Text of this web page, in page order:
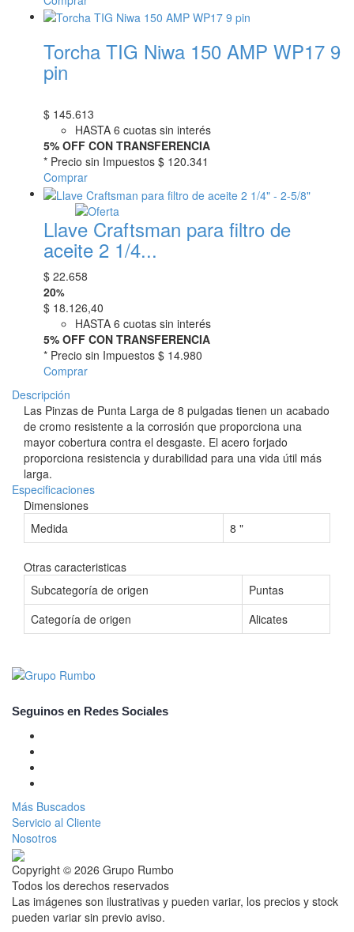
Torcha TIG Niwa 150 AMP WP17 9
pin
$ 145.613
HASTA 6 cuotas sin interés
5% OFF CON TRANSFERENCIA
* Precio sin Impuestos $ 120.341
Comprar
Llave Craftsman para filtro de
aceite 2 1/4...
$ 22.658
20%
$ 18.126,40
HASTA 6 cuotas sin interés
5% OFF CON TRANSFERENCIA
* Precio sin Impuestos $ 14.980
Comprar
Descripción
Las Pinzas de Punta Larga de 8 pulgadas tienen un acabado
de cromo resistente a la corrosión que proporciona una
mayor cobertura contra el desgaste. El acero forjado
proporciona resistencia y durabilidad para una vida útil más
larga.
Especificaciones
Dimensiones
Medida
8 "
Otras caracteristicas
Subcategoría de origen
Puntas
Categoría de origen
Alicates
Seguinos en Redes Sociales
Más Buscados
Servicio al Cliente
Nosotros
Copyright © 2026 Grupo Rumbo
Todos los derechos reservados
Las imágenes son ilustrativas y pueden variar, los precios y stock
pueden variar sin previo aviso.